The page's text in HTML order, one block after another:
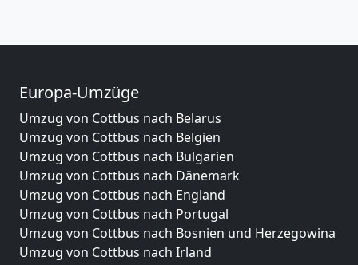
Europa-Umzüge
Umzug von Cottbus nach Belarus
Umzug von Cottbus nach Belgien
Umzug von Cottbus nach Bulgarien
Umzug von Cottbus nach Dänemark
Umzug von Cottbus nach England
Umzug von Cottbus nach Portugal
Umzug von Cottbus nach Bosnien und Herzegowina
Umzug von Cottbus nach Irland